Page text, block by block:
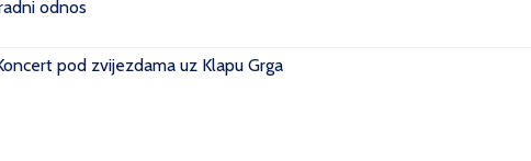
odnos
pod zvijezdama uz Klapu Grga